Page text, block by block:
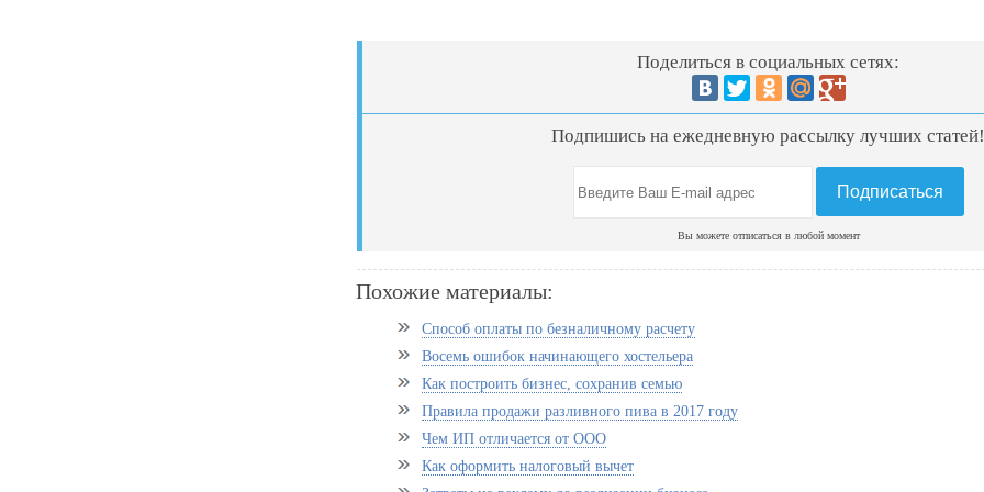
Поделиться в социальных сетях:
Подпишись на ежедневную рассылку лучших
Вы можете отписаться в любой момент
Похожие материалы:
Способ оплаты по безналичному расчету
Восемь ошибок начинающего хостельера
Как построить бизнес, сохранив семью
Правила продажи разливного пива в 2017 году
Чем ИП отличается от ООО
Как оформить налоговый вычет